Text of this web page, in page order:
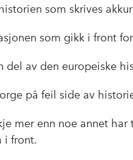
som skrives
som gikk i front
av den europeiske
på feil side av
mer enn noe annet
i front.